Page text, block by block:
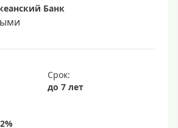
Банк
Срок:
до 7 лет